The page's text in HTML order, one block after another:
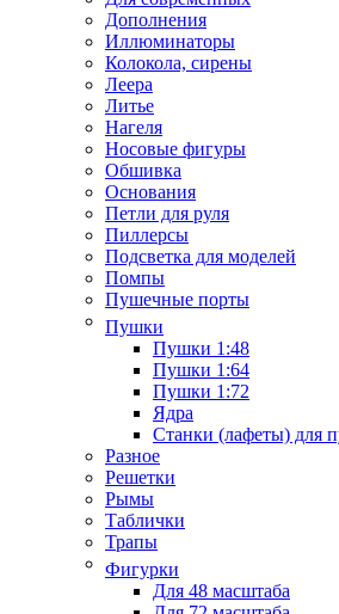
Дополнения
Иллюминаторы
Колокола, сирены
Леера
Литье
Нагеля
Носовые фигуры
Обшивка
Основания
Петли для руля
Пиллерсы
Подсветка для моделей
Помпы
Пушечные порты
Пушки
Пушки 1:48
Пушки 1:64
Пушки 1:72
Ядра
Станки (лафеты) для
Разное
Решетки
Рымы
Таблички
Трапы
Фигурки
Для 48 масштаба